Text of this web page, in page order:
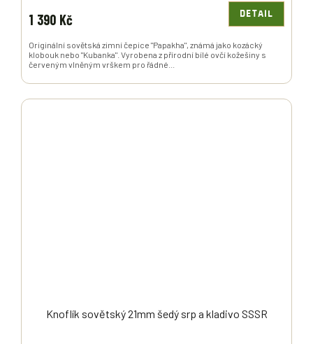
1 390 Kč DETAIL
Originální sovětská zimní čepice "Papakha", známá jako kozácký
klobouk nebo "Kubanka". Vyrobena z přírodní bílé ovčí kožešiny s
červeným vlněným vrškem pro řádné...
Knoflík sovětský 21mm šedý srp a kladivo SSSR